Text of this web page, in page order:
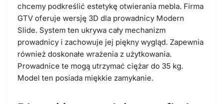
chcemy podkreślić estetykę otwierania mebla. Firma
GTV oferuje wersję 3D dla prowadnicy Modern
Slide. System ten ukrywa cały mechanizm
prowadnicy i zachowuje jej piękny wygląd. Zapewnia
również doskonałe wrażenia z użytkowania.
Prowadnice te mogą utrzymać ciężar do 35 kg.
Model ten posiada miękkie zamykanie.